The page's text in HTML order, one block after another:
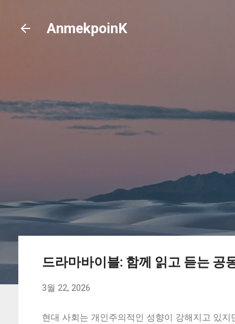
AnmekpoinK
드라마바이블: 함께 읽고 듣는 공
3월 22, 2026
현대 사회는 개인주의적인 성향이 강해지고 있